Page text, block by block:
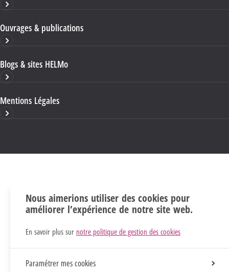
Ouvrages & publications
Blogs & sites HELMo
Mentions Légales
Nous aimerions utiliser des cookies pour
améliorer l’expérience de notre site web.
En savoir plus sur notre politique de gestion des cookies
Paramétrer mes cookies